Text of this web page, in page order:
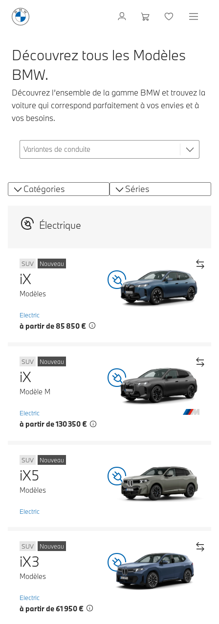
Découvrez tous les Modèles
BMW.
Découvrez l’ensemble de la gamme BMW et trouvez la
voiture qui correspond parfaitement à vos envies et à
vos besoins.
Catégories Séries
Électrique
SUV Nouveau
iX
Modèles
Electric
à partir de 85 850 €
SUV Nouveau
iX
Modèle M
Electric
à partir de 130 350 €
SUV Nouveau
iX5
Modèles
Electric
SUV Nouveau
iX3
Modèles
Electric
à partir de 61 950 €